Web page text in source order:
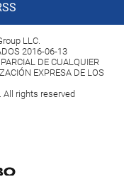
LLC.
2016-06-13
DE CUALQUIER
EXPRESA DE LOS
All rights reserved